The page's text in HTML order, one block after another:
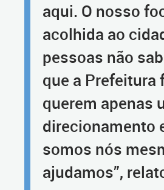
aqui. O nosso
acolhida ao
pessoas não
que a Prefeitura
querem apenas
direcionamento
somos nós
ajudamos”,